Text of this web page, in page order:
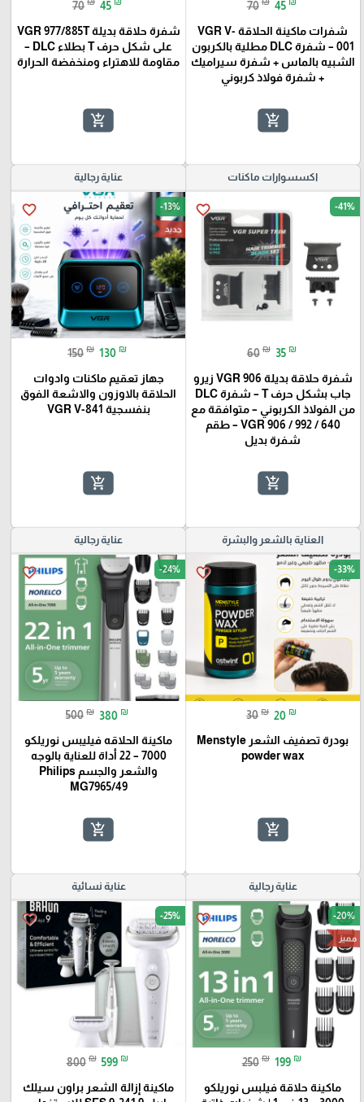
70 45
شفرات ماكينة الحلاقة VGR V-
001 – شفرة DLC مطلية بالكربون
الشبيه بالماس + شفرة سيراميك
+ شفرة فولاذ كربوني
add_shopping_cart
70 45
شفرة حلاقة بديلة VGR 977/885T
على شكل حرف T بطلاء DLC –
مقاومة للاهتراء ومنخفضة الحرارة
add_shopping_cart
اكسسوارات ماكنات
favorite_border -41%
60 ₪ 35 ₪
شفرة حلاقة بديلة VGR 906 زيرو
جاب بشكل حرف T – شفرة DLC
من الفولاذ الكربوني – متوافقة مع
VGR 906 / 992 / 640 – طقم
شفرة بديل
add_shopping_cart
عناية رجالية
favorite_border -13%
جديد
150 ₪ 130 ₪
جهاز تعقيم ماكنات وادوات
الحلاقة بالاوزون والاشعة الفوق
بنفسجية VGR V-841
add_shopping_cart
العناية بالشعر والبشرة
favorite_border -33%
30 ₪ 20 ₪
بودرة تصفيف الشعر Menstyle
powder wax
add_shopping_cart
عناية رجالية
favorite_border -24%
500 ₪ 380 ₪
ماكينة الحلاقه فيليبس نوريلكو
7000 – 22 أداة للعناية بالوجه
والشعر والجسم Philips
MG7965/49
add_shopping_cart
عناية رجالية
favorite_border -20%
مميز
250 ₪ 199 ₪
ماكينة حلاقة فيلبس نوريلكو
عناية نسائية
favorite_border -25%
800 ₪ 599 ₪
ماكينة إزالة الشعر براون سيلك